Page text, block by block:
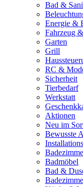
Bad &
Energie &
Fahrzeug
Garten
Grill
RC &
Sicherheit
Tierbedarf
Werkstatt
Aktionen
Neu im
Bewusste
Badmöbel
Bad &